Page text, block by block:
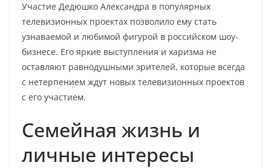
Участие Дедюшко Александра в популярных
телевизионных проектах позволило ему стать
узнаваемой и любимой фигурой в российском шоу-
бизнесе. Его яркие выступления и харизма не
оставляют равнодушными зрителей, которые всегда
с нетерпением ждут новых телевизионных проектов
с его участием.
Семейная жизнь и
личные интересы